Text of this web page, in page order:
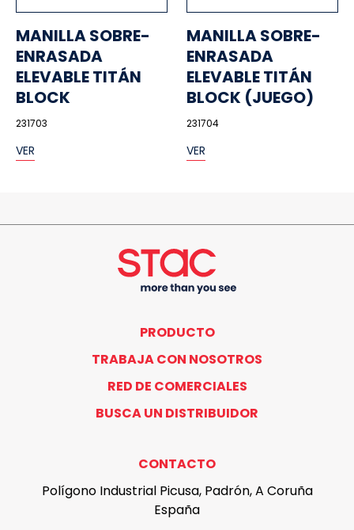
MANILLA SOBRE-
ENRASADA
ELEVABLE TITÁN
BLOCK
231703
VER
MANILLA SOBRE-
ENRASADA
ELEVABLE TITÁN
BLOCK (JUEGO)
231704
VER
PRODUCTO
TRABAJA CON NOSOTROS
RED DE COMERCIALES
BUSCA UN DISTRIBUIDOR
CONTACTO
Polígono Industrial Picusa, Padrón, A Coruña
España